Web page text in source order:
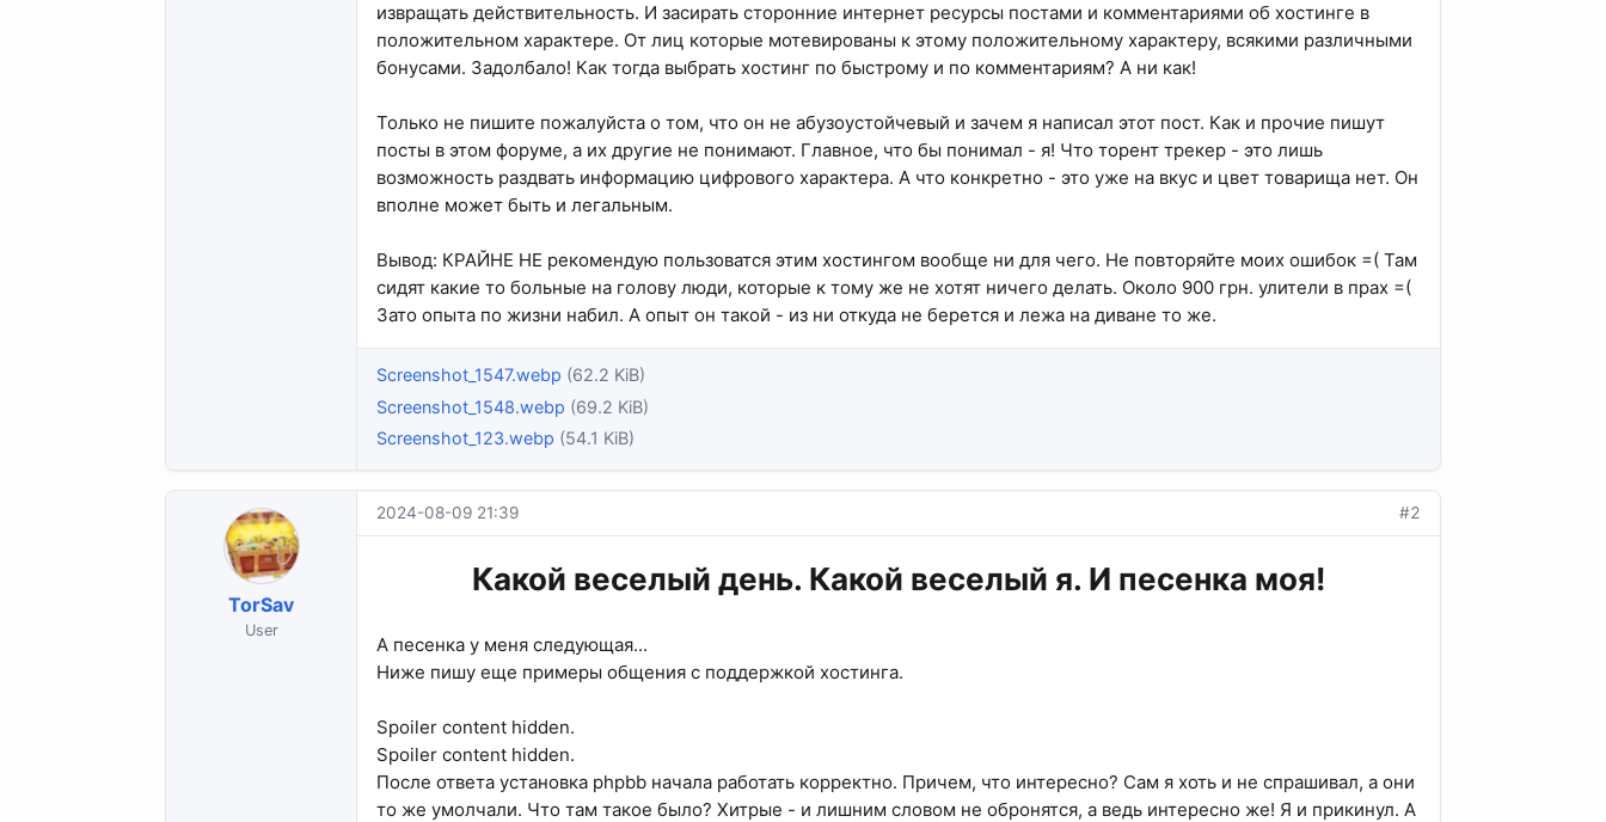
извращать действительность. И засирать сторонние интернет ресурсы постами и комментариями об хостинге в
положительном характере. От лиц которые мотевированы к этому положительному характеру, всякими различными
бонусами. Задолбало! Как тогда выбрать хостинг по быстрому и по комментариям? А ни как!
Только не пишите пожалуйста о том, что он не абузоустойчевый и зачем я написал этот пост. Как и прочие пишут
посты в этом форуме, а их другие не понимают. Главное, что бы понимал - я! Что торент трекер - это лишь
возможность раздвать информацию цифрового характера. А что конкретно - это уже на вкус и цвет товарища нет. Он
вполне может быть и легальным.
Вывод: КРАЙНЕ НЕ рекомендую пользоватся этим хостингом вообще ни для чего. Не повторяйте моих ошибок =( Там
сидят какие то больные на голову люди, которые к тому же не хотят ничего делать. Около 900 грн. улители в прах =(
Зато опыта по жизни набил. А опыт он такой - из ни откуда не берется и лежа на диване то же.
Screenshot_1547.webp (62.2 KiB)
Screenshot_1548.webp (69.2 KiB)
Screenshot_123.webp (54.1 KiB)
TorSav
User
2024-08-09 21:39 #2
Какой веселый день. Какой веселый я. И песенка моя!
А песенка у меня следующая...
Ниже пишу еще примеры общения с поддержкой хостинга.
Spoiler content hidden.
Spoiler content hidden.
После ответа установка phpbb начала работать корректно. Причем, что интересно? Сам я хоть и не спрашивал, а они
то же умолчали. Что там такое было? Хитрые - и лишним словом не обронятся, а ведь интересно же! Я и прикинул. А